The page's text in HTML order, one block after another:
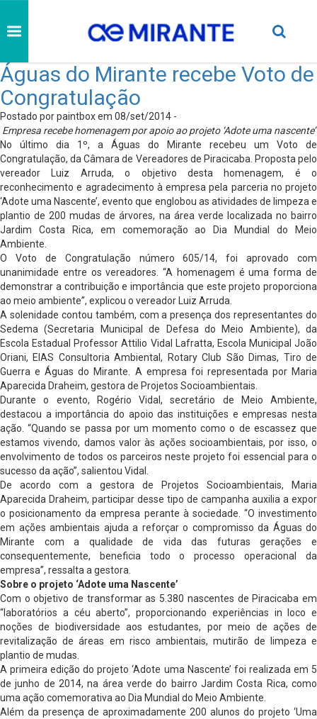
Águas do Mirante recebe Voto de
Congratulação
Postado por paintbox em 08/set/2014 -
Empresa recebe homenagem por apoio ao projeto ‘Adote uma nascente’
No último dia 1º, a Águas do Mirante recebeu um Voto de
Congratulação, da Câmara de Vereadores de Piracicaba. Proposta pelo
vereador Luiz Arruda, o objetivo desta homenagem, é o
reconhecimento e agradecimento à empresa pela parceria no projeto
‘Adote uma Nascente’, evento que englobou as atividades de limpeza e
plantio de 200 mudas de árvores, na área verde localizada no bairro
Jardim Costa Rica, em comemoração ao Dia Mundial do Meio
Ambiente.
O Voto de Congratulação número 605/14, foi aprovado com
unanimidade entre os vereadores. “A homenagem é uma forma de
demonstrar a contribuição e importância que este projeto proporciona
ao meio ambiente”, explicou o vereador Luiz Arruda.
A solenidade contou também, com a presença dos representantes do
Sedema (Secretaria Municipal de Defesa do Meio Ambiente), da
Escola Estadual Professor Attilio Vidal Lafratta, Escola Municipal João
Oriani, EIAS Consultoria Ambiental, Rotary Club São Dimas, Tiro de
Guerra e Águas do Mirante. A empresa foi representada por Maria
Aparecida Draheim, gestora de Projetos Socioambientais.
Durante o evento, Rogério Vidal, secretário de Meio Ambiente,
destacou a importância do apoio das instituições e empresas nesta
ação. “Quando se passa por um momento como o de escassez que
estamos vivendo, damos valor às ações socioambientais, por isso, o
envolvimento de todos os parceiros neste projeto foi essencial para o
sucesso da ação”, salientou Vidal.
De acordo com a gestora de Projetos Socioambientais, Maria
Aparecida Draheim, participar desse tipo de campanha auxilia a expor
o posicionamento da empresa perante à sociedade. “O investimento
em ações ambientais ajuda a reforçar o compromisso da Águas do
Mirante com a qualidade de vida das futuras gerações e
consequentemente, beneficia todo o processo operacional da
empresa”, ressalta a gestora.
Sobre o projeto ‘Adote uma Nascente’
Com o objetivo de transformar as 5.380 nascentes de Piracicaba em
“laboratórios a céu aberto”, proporcionando experiências in loco e
noções de biodiversidade aos estudantes, por meio de ações de
revitalização de áreas em risco ambientais, mutirão de limpeza e
plantio de mudas.
A primeira edição do projeto ‘Adote uma Nascente’ foi realizada em 5
de junho de 2014, na área verde do bairro Jardim Costa Rica, como
uma ação comemorativa ao Dia Mundial do Meio Ambiente.
Além da presença de aproximadamente 200 alunos do projeto ‘Uma